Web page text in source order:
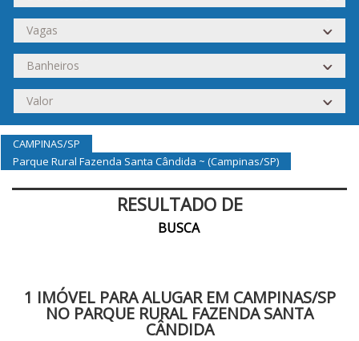
CAMPINAS/SP
Parque Rural Fazenda Santa Cândida ~ (Campinas/SP)
RESULTADO DE
BUSCA
1 IMÓVEL PARA ALUGAR EM CAMPINAS/SP
NO PARQUE RURAL FAZENDA SANTA
CÂNDIDA